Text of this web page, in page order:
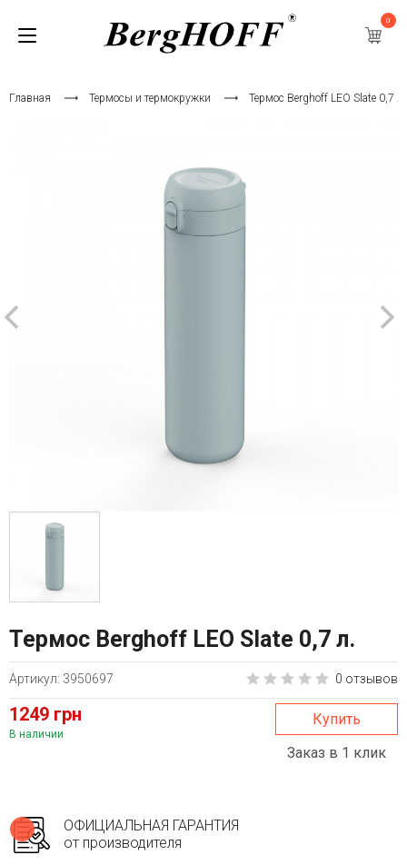
0
Главная Термосы и термокружки Термос Berghoff LEO Slate 0,7 л.
Термос Berghoff LEO Slate 0,7 л.
Артикул: 3950697 0 отзывов
1249 грн
В наличии
Купить
Заказ в 1 клик
ОФИЦИАЛЬНАЯ ГАРАНТИЯ
от производителя